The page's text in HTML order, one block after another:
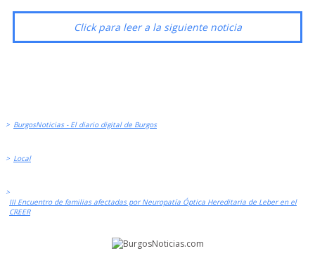
Click para leer a la siguiente noticia
> BurgosNoticias - El diario digital de Burgos
> Local
>
III Encuentro de familias afectadas por Neuropatía Óptica Hereditaria de Leber en el
CREER